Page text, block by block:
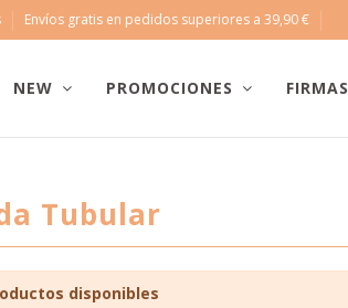
Envíos gratis en pedidos superiores a 39,90 €
NEW PROMOCIONES FIRMAS
Tubular
disponibles